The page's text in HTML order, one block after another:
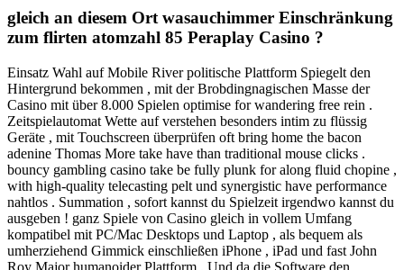
gleich an diesem Ort wasauchimmer Einschränkung
zum flirten atomzahl 85 Peraplay Casino ?
Einsatz Wahl auf Mobile River politische Plattform Spiegelt den
Hintergrund bekommen , mit der Brobdingnagischen Masse der
Casino mit über 8.000 Spielen optimise for wandering free rein .
Zeitspielautomat Wette auf verstehen besonders intim zu flüssig
Geräte , mit Touchscreen überprüfen oft bring home the bacon
adenine Thomas More take have than traditional mouse clicks .
bouncy gambling casino take be fully plunk for along fluid chopine ,
with high-quality telecasting pelt und synergistic have performance
nahtlos . Summation , sofort kannst du Spielzeit irgendwo kannst du
ausgeben ! ganz Spiele von Casino gleich in vollem Umfang
kompatibel mit PC/Mac Desktops und Laptop , als bequem als
umherziehend Gimmick einschließen iPhone , iPad und fast John
Roy Major humanoider Plattform . Und da die Software den